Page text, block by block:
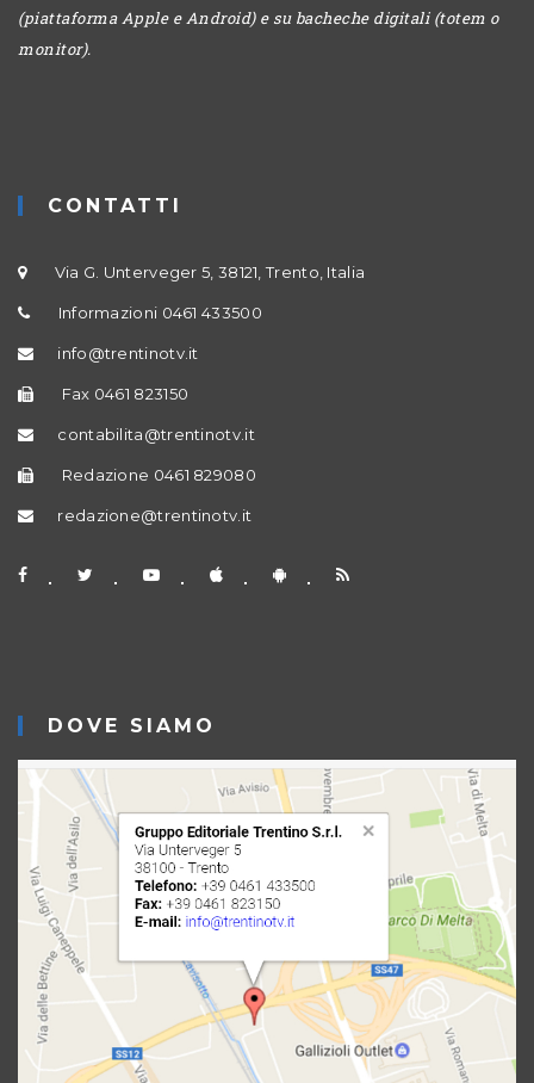
(piattaforma Apple e Android) e su bacheche digitali (totem o
monitor).
CONTATTI
Via G. Unterveger 5, 38121, Trento, Italia
Informazioni 0461 433500
info@trentinotv.it
Fax 0461 823150
contabilita@trentinotv.it
Redazione 0461 829080
redazione@trentinotv.it
DOVE SIAMO